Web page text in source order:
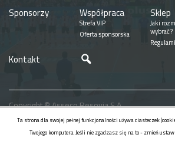
Sponsorzy Współpraca
Strefa VIP
Oferta sponsorska
Sklep
Jaki
wybrać?
Kontakt
Copyright © Asseco Resovia S.A.
Realizacja
Ta strona dla swojej pełnej funkcjonalności używa ciasteczek
Twojego komputera. Jeśli nie zgadzasz się na to - zmień